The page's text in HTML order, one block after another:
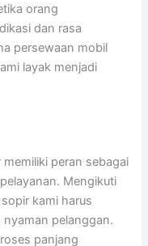
orang
dan rasa
persewaan mobil
layak menjadi
peran sebagai
Mengikuti
kami harus
pelanggan.
panjang